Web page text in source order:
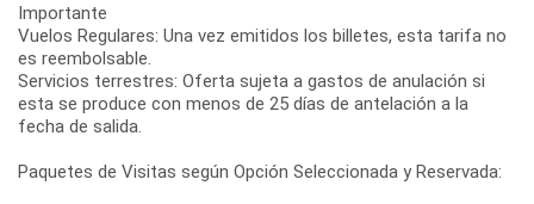
Importante
Vuelos Regulares: Una vez emitidos los billetes, esta tarifa no
es reembolsable.
Servicios terrestres: Oferta sujeta a gastos de anulación si
esta se produce con menos de 25 días de antelación a la
fecha de salida.
Paquetes de Visitas según Opción Seleccionada y Reservada: